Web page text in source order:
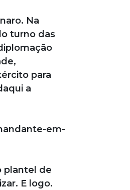
Na
turno das
para
a
em-
plantel de
E logo.